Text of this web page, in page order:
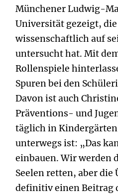
Münchener Ludwig-
Universität gezeigt,
wissenschaftlich auf
untersucht hat. Mit
Rollenspiele
Spuren bei den
Davon ist auch
Präventions- und
täglich in
unterwegs ist: „Das
einbauen. Wir werden
Seelen retten, aber die
definitiv einen Beitrag